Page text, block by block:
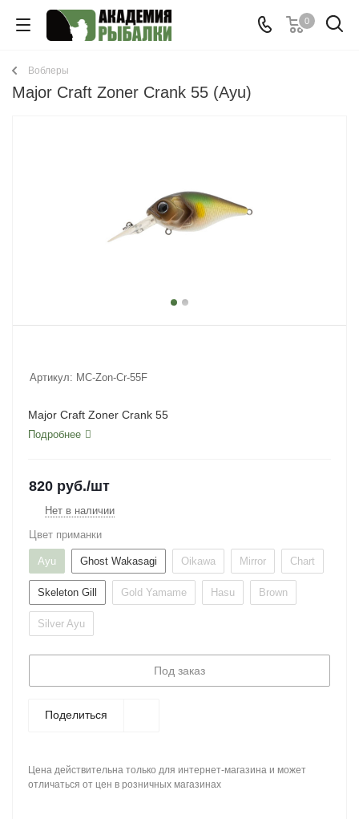
0
Воблеры
Major Craft Zoner Crank 55 (Ayu)
Артикул: MC-Zon-Cr-55F
Major Craft Zoner Crank 55
Подробнее
820 руб./шт
Нет в наличии
Цвет приманки
Ayu Ghost Wakasagi Oikawa Mirror Chart
Skeleton Gill Gold Yamame Hasu Brown
Silver Ayu
Под заказ
Поделиться
Цена действительна только для интернет-магазина и может
отличаться от цен в розничных магазинах